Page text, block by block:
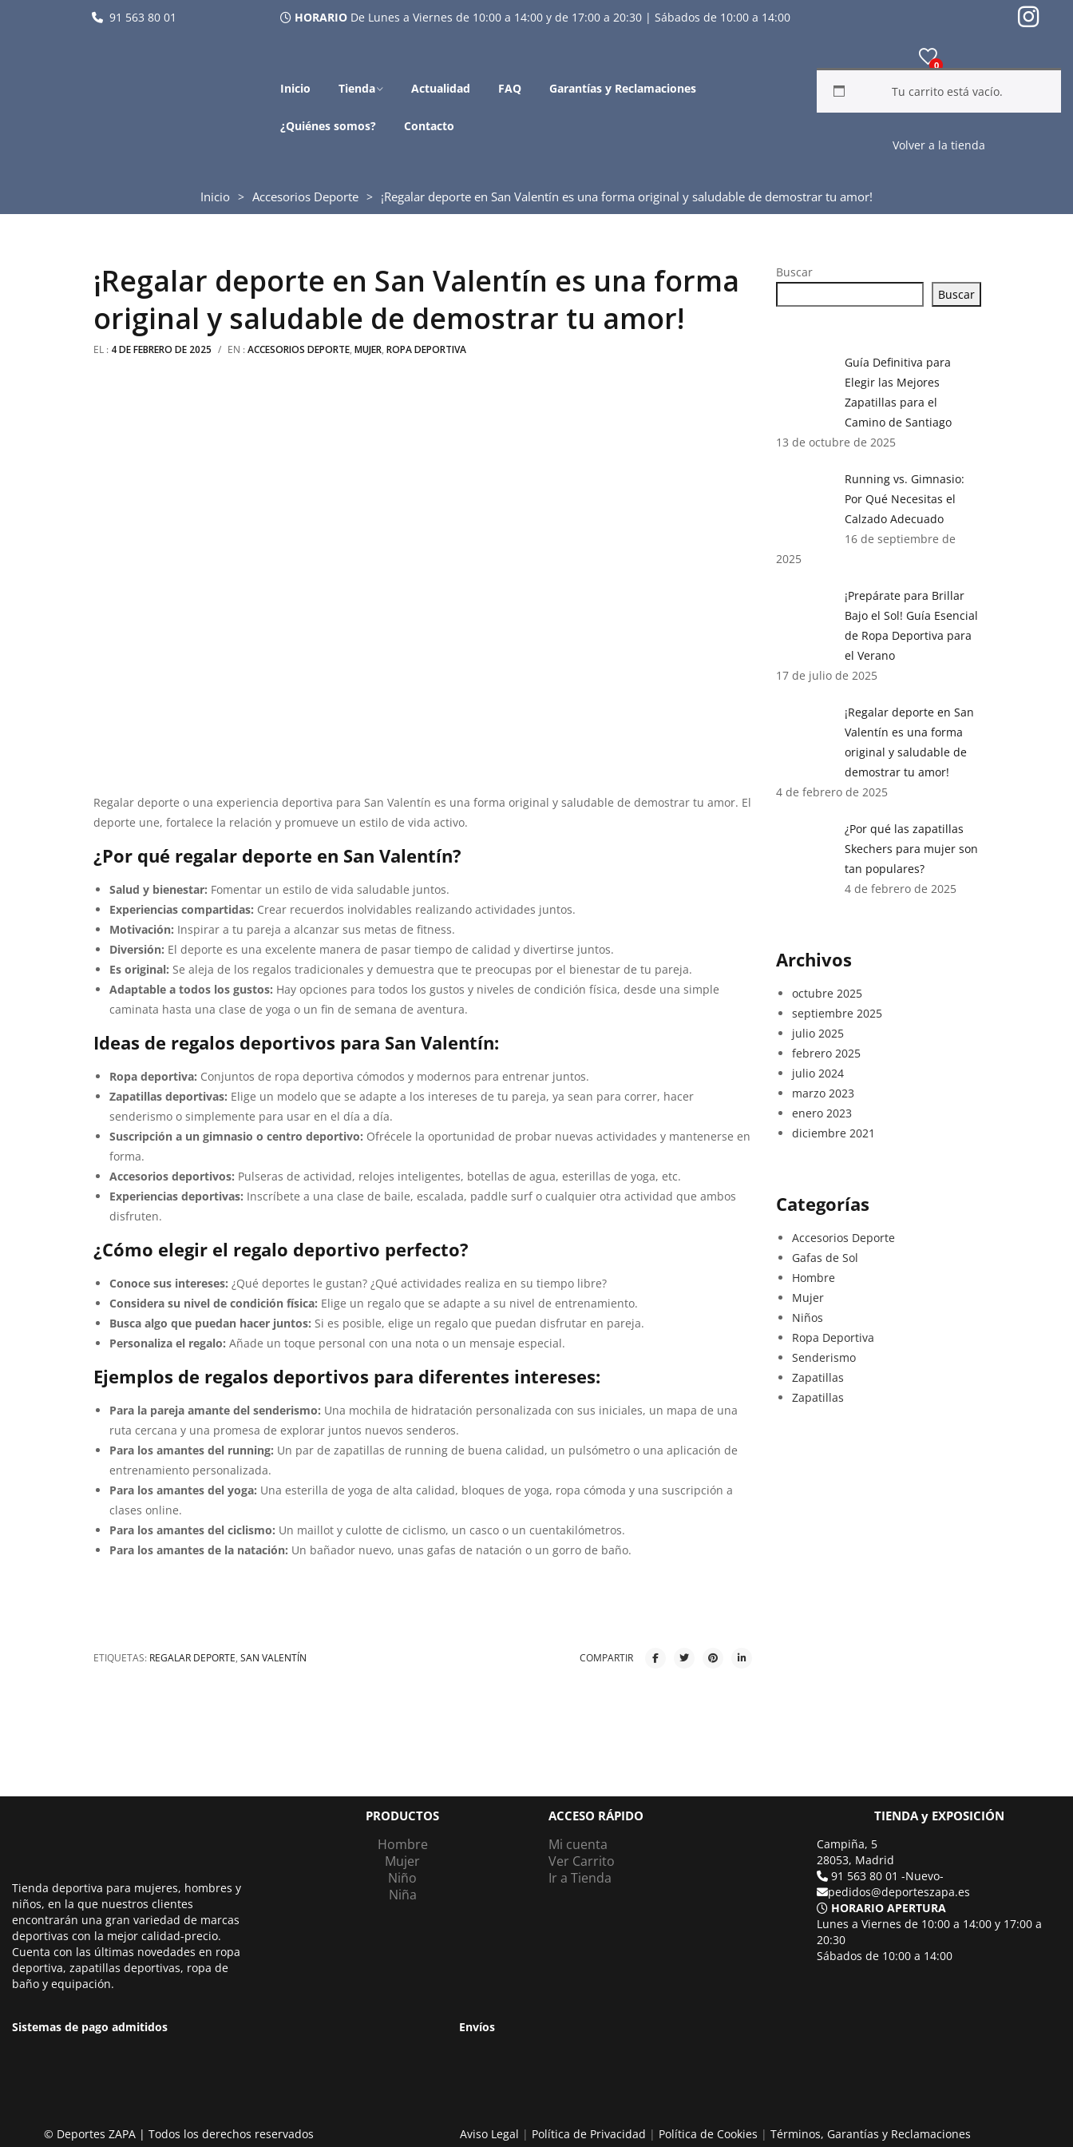
91 563 80 01 HORARIO De Lunes a Viernes de 10:00 a 14:00 y de 17:00 a 20:30 | Sábados de 10:00 a 14:00
Inicio Tienda Actualidad FAQ Garantías y Reclamaciones
¿Quiénes somos? Contacto
0
Tu carrito está vacío.
Volver a la tienda
Inicio Accesorios Deporte ¡Regalar deporte en San Valentín es una forma original y saludable de demostrar tu amor!
¡Regalar deporte en San Valentín es una forma
original y saludable de demostrar tu amor!
EL : 4 DE FEBRERO DE 2025 / EN :ACCESORIOS DEPORTE, MUJER, ROPA DEPORTIVA
Regalar deporte o una experiencia deportiva para San Valentín es una forma original y saludable de demostrar tu amor. El
deporte une, fortalece la relación y promueve un estilo de vida activo.
¿Por qué regalar deporte en San Valentín?
Salud y bienestar: Fomentar un estilo de vida saludable juntos.
Experiencias compartidas: Crear recuerdos inolvidables realizando actividades juntos.
Motivación: Inspirar a tu pareja a alcanzar sus metas de fitness.
Diversión: El deporte es una excelente manera de pasar tiempo de calidad y divertirse juntos.
Es original: Se aleja de los regalos tradicionales y demuestra que te preocupas por el bienestar de tu pareja.
Adaptable a todos los gustos: Hay opciones para todos los gustos y niveles de condición física, desde una simple
caminata hasta una clase de yoga o un fin de semana de aventura.
Ideas de regalos deportivos para San Valentín:
Ropa deportiva: Conjuntos de ropa deportiva cómodos y modernos para entrenar juntos.
Zapatillas deportivas: Elige un modelo que se adapte a los intereses de tu pareja, ya sean para correr, hacer
senderismo o simplemente para usar en el día a día.
Suscripción a un gimnasio o centro deportivo: Ofrécele la oportunidad de probar nuevas actividades y mantenerse en
forma.
Accesorios deportivos: Pulseras de actividad, relojes inteligentes, botellas de agua, esterillas de yoga, etc.
Experiencias deportivas: Inscríbete a una clase de baile, escalada, paddle surf o cualquier otra actividad que ambos
disfruten.
¿Cómo elegir el regalo deportivo perfecto?
Conoce sus intereses: ¿Qué deportes le gustan? ¿Qué actividades realiza en su tiempo libre?
Considera su nivel de condición física: Elige un regalo que se adapte a su nivel de entrenamiento.
Busca algo que puedan hacer juntos: Si es posible, elige un regalo que puedan disfrutar en pareja.
Personaliza el regalo: Añade un toque personal con una nota o un mensaje especial.
Ejemplos de regalos deportivos para diferentes intereses:
Para la pareja amante del senderismo: Una mochila de hidratación personalizada con sus iniciales, un mapa de una
ruta cercana y una promesa de explorar juntos nuevos senderos.
Para los amantes del running: Un par de zapatillas de running de buena calidad, un pulsómetro o una aplicación de
entrenamiento personalizada.
Para los amantes del yoga: Una esterilla de yoga de alta calidad, bloques de yoga, ropa cómoda y una suscripción a
clases online.
Para los amantes del ciclismo: Un maillot y culotte de ciclismo, un casco o un cuentakilómetros.
Para los amantes de la natación: Un bañador nuevo, unas gafas de natación o un gorro de baño.
ETIQUETAS: REGALAR DEPORTE, SAN VALENTÍN COMPARTIR
Buscar
Buscar
Guía Definitiva para
Elegir las Mejores
Zapatillas para el
Camino de Santiago
13 de octubre de 2025
Running vs. Gimnasio:
Por Qué Necesitas el
Calzado Adecuado
16 de septiembre de
2025
¡Prepárate para Brillar
Bajo el Sol! Guía Esencial
de Ropa Deportiva para
el Verano
17 de julio de 2025
¡Regalar deporte en San
Valentín es una forma
original y saludable de
demostrar tu amor!
4 de febrero de 2025
¿Por qué las zapatillas
Skechers para mujer son
tan populares?
4 de febrero de 2025
Archivos
octubre 2025
septiembre 2025
julio 2025
febrero 2025
julio 2024
marzo 2023
enero 2023
diciembre 2021
Categorías
Accesorios Deporte
Gafas de Sol
Hombre
Mujer
Niños
Ropa Deportiva
Senderismo
Zapatillas
Zapatillas
Tienda deportiva para mujeres, hombres y
niños, en la que nuestros clientes
encontrarán una gran variedad de marcas
deportivas con la mejor calidad-precio.
Cuenta con las últimas novedades en ropa
deportiva, zapatillas deportivas, ropa de
baño y equipación.
PRODUCTOS
Hombre
Mujer
Niño
Niña
ACCESO RÁPIDO
Mi cuenta
Ver Carrito
Ir a Tienda
TIENDA y EXPOSICIÓN
Campiña, 5
28053, Madrid
91 563 80 01 -Nuevo-
pedidos@deporteszapa.es
HORARIO APERTURA
Lunes a Viernes de 10:00 a 14:00 y 17:00 a
20:30
Sábados de 10:00 a 14:00
Sistemas de pago admitidos Envíos
© Deportes ZAPA | Todos los derechos reservados Aviso Legal | Política de Privacidad | Política de Cookies | Términos, Garantías y Reclamaciones